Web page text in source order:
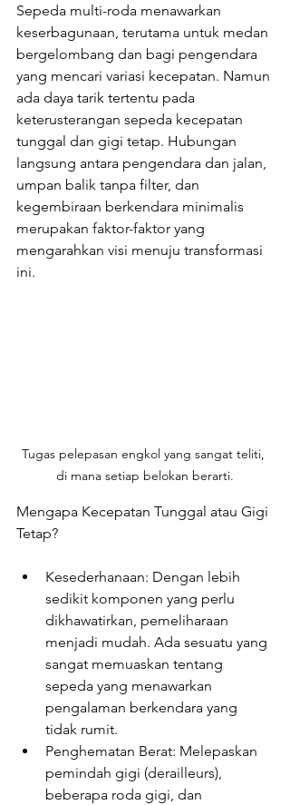
Sepeda multi-roda menawarkan
keserbagunaan, terutama untuk medan
bergelombang dan bagi pengendara
yang mencari variasi kecepatan. Namun
ada daya tarik tertentu pada
keterusterangan sepeda kecepatan
tunggal dan gigi tetap. Hubungan
langsung antara pengendara dan jalan,
umpan balik tanpa filter, dan
kegembiraan berkendara minimalis
merupakan faktor-faktor yang
mengarahkan visi menuju transformasi
ini.
Tugas pelepasan engkol yang sangat teliti,
di mana setiap belokan berarti.
Mengapa Kecepatan Tunggal atau Gigi
Tetap?
Kesederhanaan: Dengan lebih
sedikit komponen yang perlu
dikhawatirkan, pemeliharaan
menjadi mudah. Ada sesuatu yang
sangat memuaskan tentang
sepeda yang menawarkan
pengalaman berkendara yang
tidak rumit.
Penghematan Berat: Melepaskan
pemindah gigi (derailleurs),
beberapa roda gigi, dan